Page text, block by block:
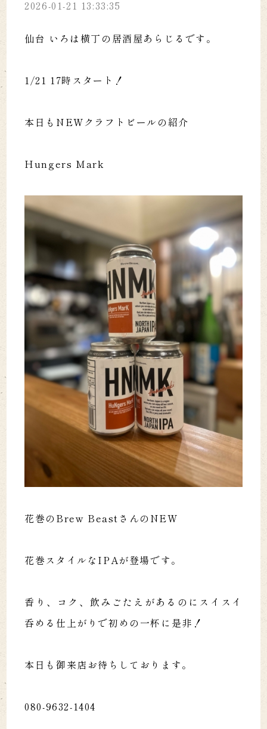
2026-01-21 13:33:35
仙台 いろは横丁の居酒屋あらじるです。
1/21 17時スタート！
本日もNEWクラフトビールの紹介
Hungers Mark
花巻のBrew BeastさんのNEW
花巻スタイルなIPAが登場です。
香り、コク、飲みごたえがあるのにスイスイ
呑める仕上がりで初めの一杯に是非！
本日も御来店お待ちしております。
080-9632-1404